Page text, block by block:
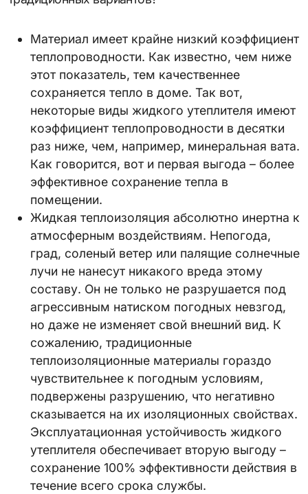
Материал имеет крайне низкий коэффициент
теплопроводности. Как известно, чем ниже
этот показатель, тем качественнее
сохраняется тепло в доме. Так вот,
некоторые виды жидкого утеплителя имеют
коэффициент теплопроводности в десятки
раз ниже, чем, например, минеральная вата.
Как говорится, вот и первая выгода – более
эффективное сохранение тепла в
помещении.
Жидкая теплоизоляция абсолютно инертна к
атмосферным воздействиям. Непогода,
град, соленый ветер или палящие солнечные
лучи не нанесут никакого вреда этому
составу. Он не только не разрушается под
агрессивным натиском погодных невзгод,
но даже не изменяет свой внешний вид. К
сожалению, традиционные
теплоизоляционные материалы гораздо
чувствительнее к погодным условиям,
подвержены разрушению, что негативно
сказывается на их изоляционных свойствах.
Эксплуатационная устойчивость жидкого
утеплителя обеспечивает вторую выгоду –
сохранение 100% эффективности действия в
течение всего срока службы.